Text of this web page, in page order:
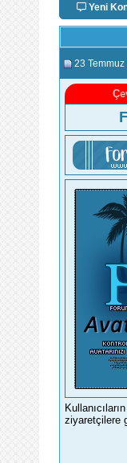
Yeni
23 Temmuz
ziyaretçilere